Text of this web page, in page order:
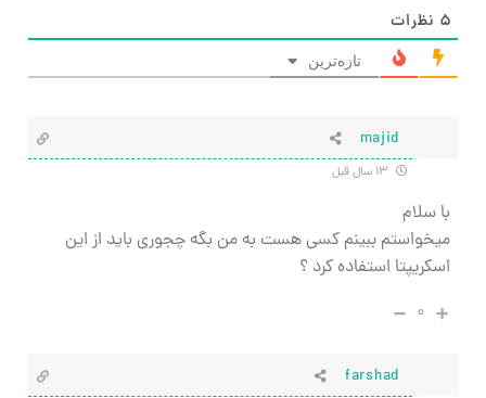
۵ نظرات
تازه‌ترین
majid
با سلام
ميخواستم ببينم كسي هست به من بگه چجوري بايد از اين
اسكريپتا استفاده كرد ؟
۰
farshad